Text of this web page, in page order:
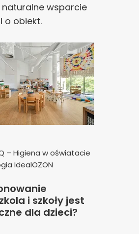
– Higiena w oświatacie
IdealOZON
i szkoły jest
dla dzieci?
wsparcie
o obiekt.